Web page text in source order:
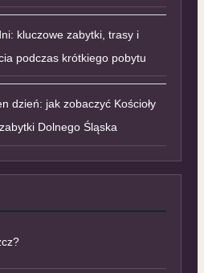
kluczowe zabytki, trasy i
podczas krótkiego pobytu
dzień: jak zobaczyć Kościoły
Dolnego Śląska